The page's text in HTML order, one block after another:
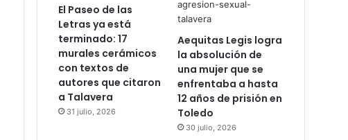
El Paseo de las
Letras ya está
terminado: 17
murales cerámicos
con textos de
autores que citaron
a Talavera
31 julio, 2026
Aequitas Legis logra
la absolución de
una mujer que se
enfrentaba a hasta
12 años de prisión en
Toledo
30 julio, 2026